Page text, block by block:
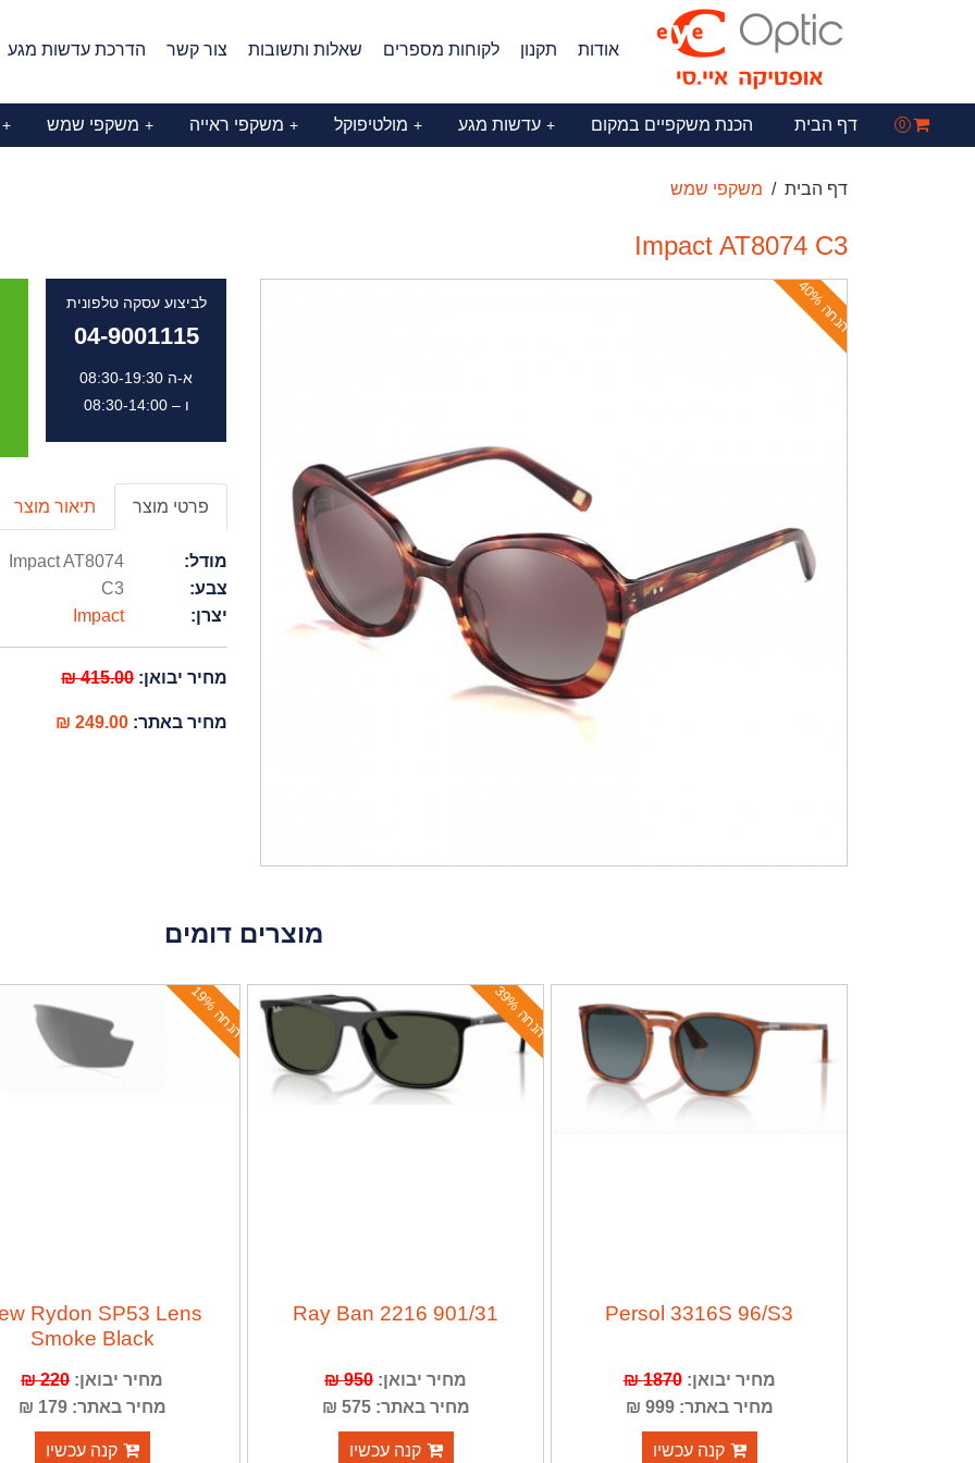
אודות תקנון לקוחות מספרים שאלות ותשובות צור קשר הדרכת עדשות מגע
0 דף הבית הכנת משקפיים במקום עדשות מגע + מולטיפוקל + משקפי ראייה + משקפי שמש +
+
דף הבית משקפי שמש
Impact AT8074 C3
ה
נ
ח
ה
4
0
% לביצוע עסקה טלפונית
04-9001115
א-ה 08:30-19:30
ו – 08:30-14:00
פרטי מוצר תיאור מוצר
מודל:
Impact AT8074
צבע:
C3
יצרן:
Impact
מחיר יבואן: 415.00 ₪
מחיר באתר: 249.00 ₪
מוצרים דומים
Persol 3316S 96/S3
מחיר יבואן:1870 ₪
מחיר באתר: 999 ₪
קנה עכשיו
ה
נ
ח
ה
3
9
%
Ray Ban 2216 901/31
מחיר יבואן: 950 ₪
מחיר באתר: 575 ₪
קנה עכשיו
ה
נ
ח
ה
1
9
%
Rydon SP53 Lens
Smoke Black
מחיר יבואן: 220 ₪
מחיר באתר: 179 ₪
קנה עכשיו